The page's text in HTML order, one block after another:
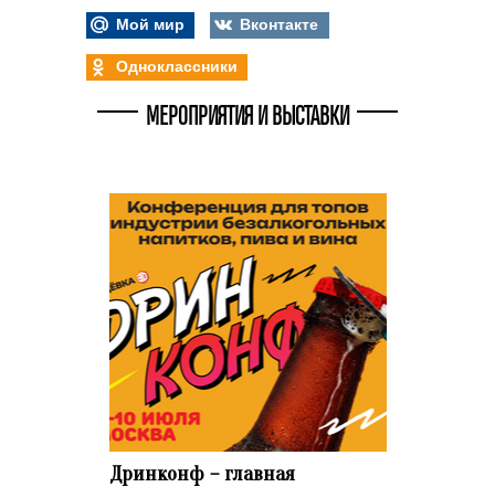
Мой мир
Вконтакте
Одноклассники
МЕРОПРИЯТИЯ И ВЫСТАВКИ
Дринконф – главная